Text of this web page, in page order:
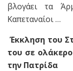
βλογάει τα
Καπεταναίοι …
Έκκληση του
του σε
την Πατρίδα